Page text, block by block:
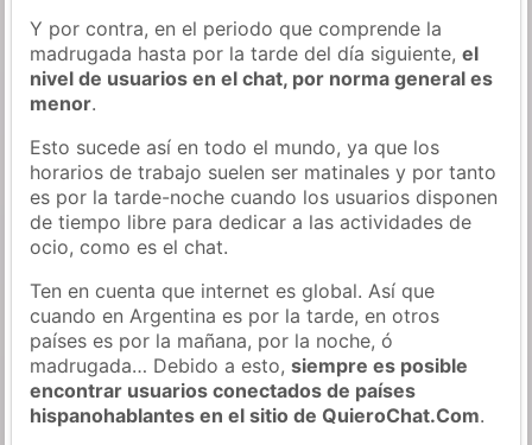
Y por contra, en el periodo que comprende la
madrugada hasta por la tarde del día siguiente,el
nivel de usuarios en el chat, por norma general es
menor.
Esto sucede así en todo el mundo, ya que los
horarios de trabajo suelen ser matinales y por tanto
es por la tarde-noche cuando los usuarios disponen
de tiempo libre para dedicar a las actividades de
ocio, como es el chat.
Ten en cuenta que internet es global. Así que
cuando en Argentina es por la tarde, en otros
países es por la mañana, por la noche, ó
madrugada… Debido a esto,siempre es posible
encontrar usuarios conectados de países
hispanohablantes en el sitio de QuieroChat.Com.